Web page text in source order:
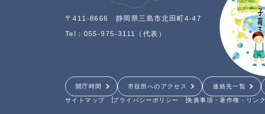
〒411-8666 静岡県三島市北田町4-47
Tel：055-975-3111（代表）
開庁時間 市役所へのアクセス 連絡先一覧
サイトマップ
プライバシーポリシー 免責事項・著作権・リンク